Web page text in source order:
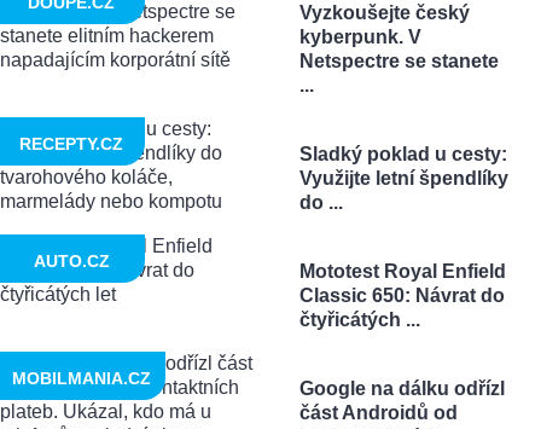
Vyzkoušejte český
kyberpunk. V
Netspectre se stanete
...
Sladký poklad u cesty:
Využijte letní špendlíky
do ...
RECEPTY.CZ
Mototest Royal Enfield
Classic 650: Návrat do
čtyřicátých ...
AUTO.CZ
Google na dálku odřízl
část Androidů od
MOBILMANIA.CZ